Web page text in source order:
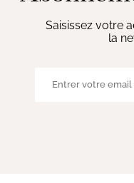
Saisissez votre
la